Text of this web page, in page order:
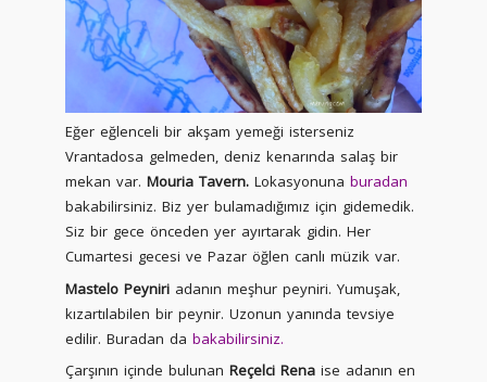
Eğer eğlenceli bir akşam yemeği isterseniz
Vrantadosa gelmeden, deniz kenarında salaş bir
mekan var. Mouria Tavern. Lokasyonuna buradan
bakabilirsiniz. Biz yer bulamadığımız için gidemedik.
Siz bir gece önceden yer ayırtarak gidin. Her
Cumartesi gecesi ve Pazar öğlen canlı müzik var.
Mastelo Peyniri adanın meşhur peyniri. Yumuşak,
kızartılabilen bir peynir. Uzonun yanında tevsiye
edilir. Buradan da bakabilirsiniz.
Çarşının içinde bulunan Reçelci Rena ise adanın en